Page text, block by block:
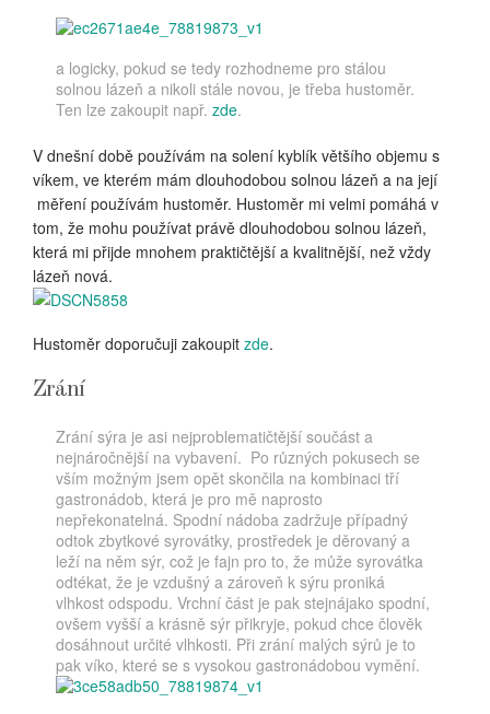
a logicky, pokud se tedy rozhodneme pro stálou
solnou lázeň a nikoli stále novou, je třeba hustoměr.
Ten lze zakoupit např. zde.
V dnešní době používám na solení kyblík většího objemu s
víkem, ve kterém mám dlouhodobou solnou lázeň a na její
měření používám hustoměr. Hustoměr mi velmi pomáhá v
tom, že mohu používat právě dlouhodobou solnou lázeň,
která mi přijde mnohem praktičtější a kvalitnější, než vždy
lázeň nová.
Hustoměr doporučuji zakoupit zde.
Zrání
Zrání sýra je asi nejproblematičtější součást a
nejnáročnější na vybavení. Po různých pokusech se
vším možným jsem opět skončila na kombinaci tří
gastronádob, která je pro mě naprosto
nepřekonatelná. Spodní nádoba zadržuje případný
odtok zbytkové syrovátky, prostředek je děrovaný a
leží na něm sýr, což je fajn pro to, že může syrovátka
odtékat, že je vzdušný a zároveň k sýru proniká
vlhkost odspodu. Vrchní část je pak stejnájako spodní,
ovšem vyšší a krásně sýr přikryje, pokud chce člověk
dosáhnout určité vlhkosti. Při zrání malých sýrů je to
pak víko, které se s vysokou gastronádobou vymění.